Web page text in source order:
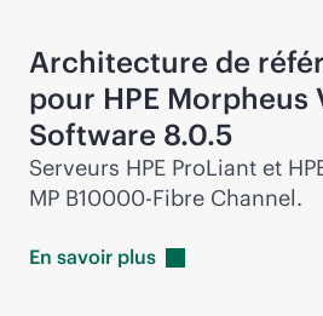
Architecture de
pour HPE Morpheus
Software 8.0.5
Serveurs HPE ProLiant et
MP B10000-Fibre Channel.
En savoir plus